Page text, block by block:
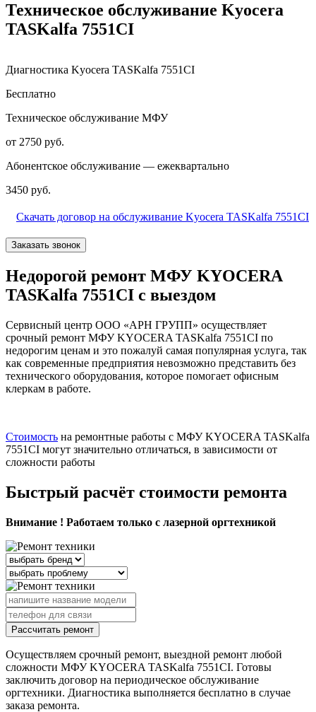
Техническое обслуживание Kyocera
TASKalfa 7551CI
Диагностика Kyocera TASKalfa 7551CI
Бесплатно
Техническое обслуживание МФУ
от 2750 руб.
Абонентское обслуживание — ежеквартально
3450 руб.
Скачать договор на обслуживание Kyocera TASKalfa 7551CI
Заказать звонок
Недорогой ремонт МФУ KYOCERA
TASKalfa 7551CI с выездом
Сервисный центр ООО «АРН ГРУПП» осуществляет
срочный ремонт МФУ KYOCERA TASKalfa 7551CI по
недорогим ценам и это пожалуй самая популярная услуга, так
как современные предприятия невозможно представить без
технического оборудования, которое помогает офисным
клеркам в работе.
Стоимость на ремонтные работы с МФУ KYOCERA TASKalfa
7551CI могут значительно отличаться, в зависимости от
сложности работы
Быстрый расчёт стоимости ремонта
Внимание ! Работаем только с лазерной оргтехникой
Рассчитать ремонт
Осуществляем срочный ремонт, выездной ремонт любой
сложности МФУ KYOCERA TASKalfa 7551CI. Готовы
заключить договор на периодическое обслуживание
оргтехники. Диагностика выполняется бесплатно в случае
заказа ремонта.